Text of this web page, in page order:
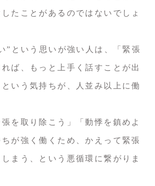
たことがあるのではないでしょ
”という思いが強い人は、「緊張
ば、もっと上手く話すことが出
いう気持ちが、人並み以上に働
を取り除こう」「動悸を鎮めよ
が強く働くため、かえって緊張
まう、という悪循環に繋がりま